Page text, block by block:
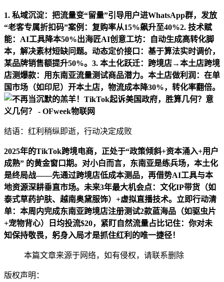
1. 私域沉淀：把流量变“留量”引导用户进WhatsApp群，发放
“老客专属折扣码”案例：复购率从15%飙升至40%2. 技术赋
能：AI工具降本50%出海匠AI创意工坊：自动生成高转化脚
本，解决素材短缺问题。动态定价接口：基于算法实时调价，
某品牌销售额提升50%。3. 本土化跃迁：跨境店→本土店跨境
店测爆款：用东南亚流量测试商品潜力。本土店做利润：在单
国市场（如印尼）开本土店，物流成本降30%，转化率翻倍。
结语：红利稍纵即逝，行动决定成败
2025年的TikTok跨境电商，正处于“政策倾斜+资本涌入+用户
成熟” 的黄金窗口期。对小白而言，东南亚是练兵场，本土化
是终局战——先通过跨境店低成本测品，再借势AI工具与本
地资源深耕垂直市场。未来3年最大机会点：文化IP带货（如
泰式草药护肤、越南奥黛服饰）+虚拟直播技术。立即行动清
单：本周内完成东南亚跨境店注册测试2款蓝海品（如驱虫片
+宠物背心）日均投流$20，紧盯自然流量占比记住：你对未
知保持敬畏，躬身入局才是抓住红利的唯一捷径！
本篇文章来源于网络，如有侵权，请联系删除
版权声明：